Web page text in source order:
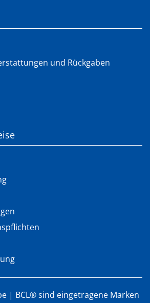
und Rückgaben
| BCL® sind eingetragene Marken